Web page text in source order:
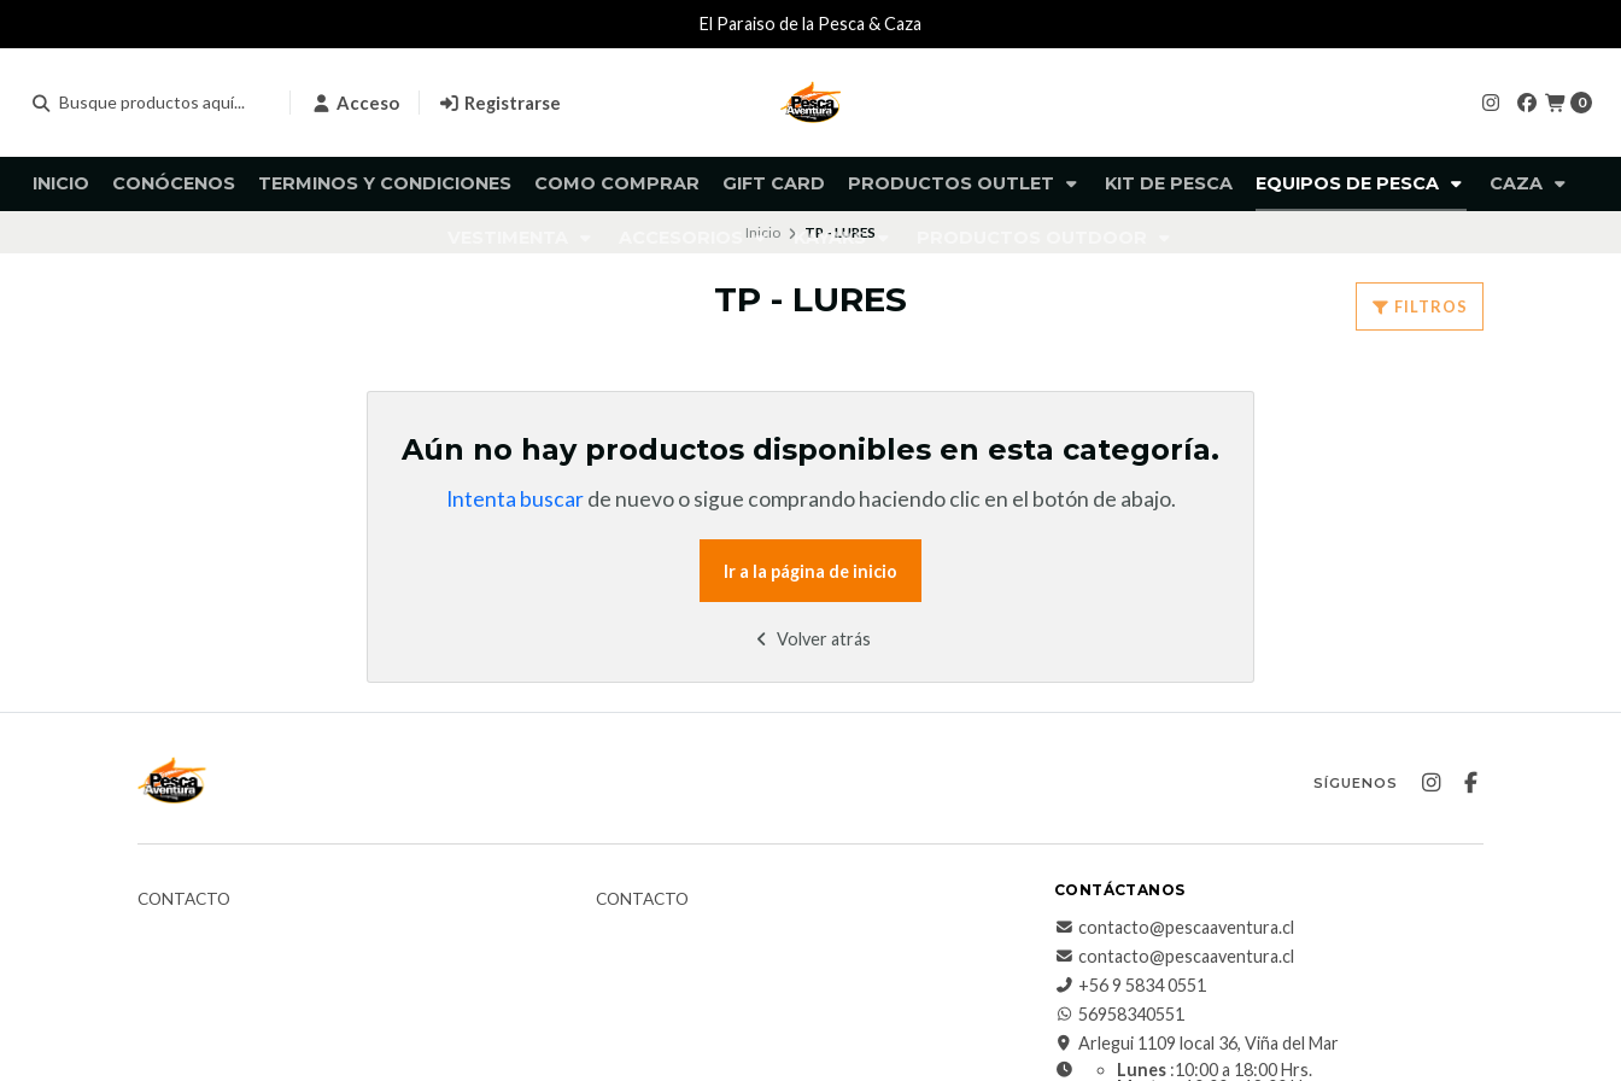
Acceso Registrarse 0
INICIO CONÓCENOS TERMINOS Y CONDICIONES COMO COMPRAR GIFT CARD PRODUCTOS OUTLET KIT DE PESCA EQUIPOS DE PESCA CAZA
ACCESORIOS KAYAKS
El Paraiso de la Pesca & Caza
Inicio TP - LURES
TP - LURES FILTROS
Aún no hay productos disponibles en esta categoría.
Intenta buscarde nuevo o sigue comprando haciendo clic en el botón de abajo.
Ir a la página de inicio
Volver atrás
SÍGUENOS
CONTACTO CONTACTO CONTÁCTANOS
contacto@pescaaventura.cl
contacto@pescaaventura.cl
+56 9 5834 0551
56958340551
Arlegui 1109 local 36, Viña del Mar
Lunes :10:00 a 18:00 Hrs.